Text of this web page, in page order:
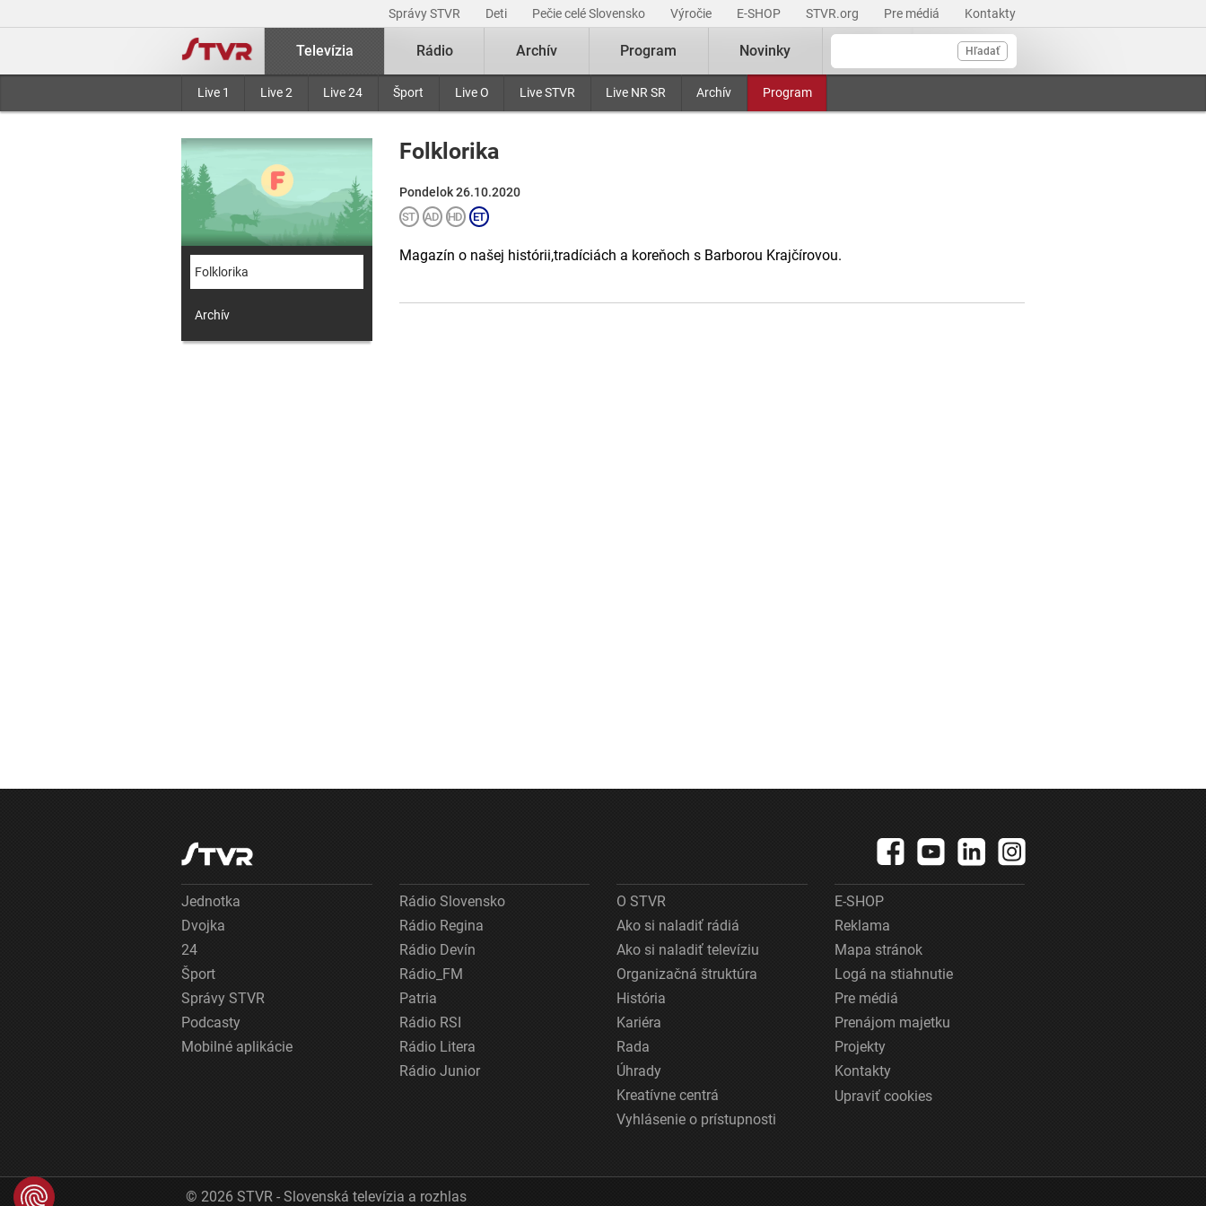
Správy STVR Deti Pečie celé Slovensko Výročie E-SHOP STVR.org Pre médiá Kontakty
Hľadať
Televízia
Live 1 Live 2 Live 24 Šport Live O Live STVR Live NR SR Archív Program
Rádio Archív Program Novinky
Folklorika
Archív
Folklorika
Pondelok 26.10.2020
Magazín o našej histórii,tradíciách a koreňoch s Barborou Krajčírovou.
Jednotka
Dvojka
24
Šport
Správy STVR
Podcasty
Mobilné aplikácie
Rádio Slovensko
Rádio Regina
Rádio Devín
Rádio_FM
Patria
Rádio RSI
Rádio Litera
Rádio Junior
O STVR
Ako si naladiť rádiá
Ako si naladiť televíziu
Organizačná štruktúra
História
Kariéra
Rada
Úhrady
Kreatívne centrá
Vyhlásenie o prístupnosti
E-SHOP
Reklama
Mapa stránok
Logá na stiahnutie
Pre médiá
Prenájom majetku
Projekty
Kontakty
Upraviť cookies
© 2026 STVR - Slovenská televízia a rozhlas